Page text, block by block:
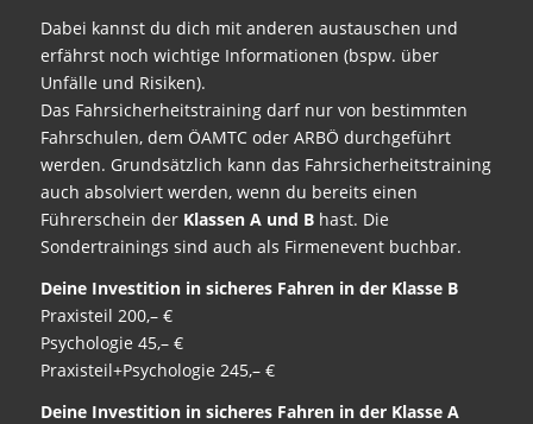
Dabei kannst du dich mit anderen austauschen und
erfährst noch wichtige Informationen (bspw. über
Unfälle und Risiken).
Das Fahrsicherheitstraining darf nur von bestimmten
Fahrschulen, dem ÖAMTC oder ARBÖ durchgeführt
werden. Grundsätzlich kann das Fahrsicherheitstraining
auch absolviert werden, wenn du bereits einen
Führerschein der Klassen A und Bhast. Die
Sondertrainings sind auch als Firmenevent buchbar.
Deine Investition in sicheres Fahren in der Klasse B
Praxisteil 200,– €
Psychologie 45,– €
Praxisteil+Psychologie 245,– €
Deine Investition in sicheres Fahren in der Klasse A